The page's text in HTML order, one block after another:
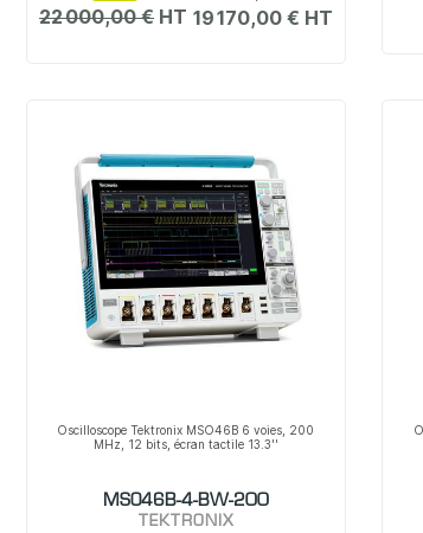
19 170,00 €
22 000,00 €
Oscilloscope Tektronix MSO46B 6 voies, 200
MHz, 12 bits, écran tactile 13.3''
MSO46B-4-BW-200
TEKTRONIX